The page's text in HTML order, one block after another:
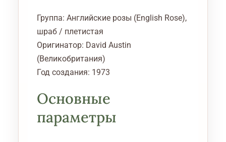
Группа: Английские розы (English Rose),
шраб / плетистая
Оригинатор: David Austin
(Великобритания)
Год создания: 1973
Основные
параметры